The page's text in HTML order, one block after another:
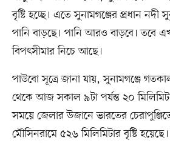
বৃষ্টি হচ্ছে। এতে সুনামগঞ্জের প্রধান
পানি বাড়ছে। পানি আরও বাড়বে। তবে
বিপৎসীমার নিচে আছে।
পাউবো সূত্রে জানা যায়, সুনামগঞ্জে
থেকে আজ সকাল ৯টা পর্যন্ত ২০
সময়ে জেলার উজানে ভারতের
মৌসিনরামে ৫২৬ মিলিমিটার বৃষ্টি